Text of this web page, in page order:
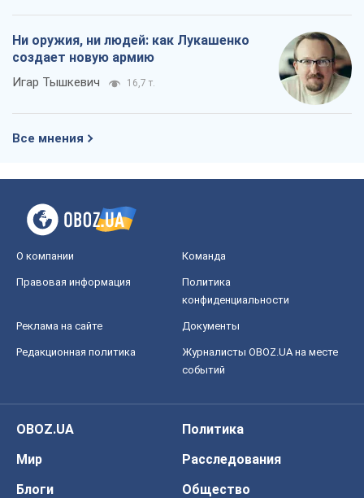
Ни оружия, ни людей: как Лукашенко
создает новую армию
Игар Тышкевич 16,7 т.
Все мнения
О компании Команда
Правовая информация
Политика
конфиденциальности
Реклама на сайте Документы
Редакционная политика
Журналисты OBOZ.UA на месте
событий
OBOZ.UA
Политика
Мир
Расследования
Блоги
Общество